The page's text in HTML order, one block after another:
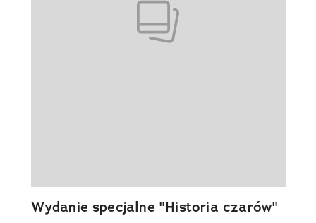
Wydanie specjalne "Historia czarów"